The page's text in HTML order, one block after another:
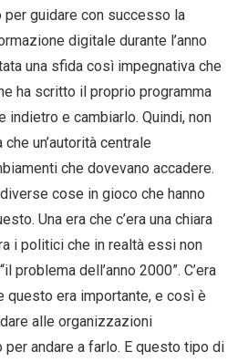
guidare con successo la
digitale durante l’anno
una sfida così impegnativa che
ha scritto il proprio programma
indietro e cambiarlo. Quindi, non
un’autorità centrale
che dovevano accadere.
cose in gioco che hanno
Una era che c’era una chiara
i politici che in realtà essi non
problema dell’anno 2000”. C’era
questo era importante, e così è
alle organizzazioni
andare a farlo. E questo tipo di